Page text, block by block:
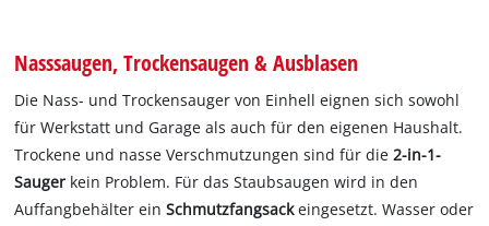
Nasssaugen, Trockensaugen & Ausblasen
Die Nass- und Trockensauger von Einhell eignen sich sowohl
für Werkstatt und Garage als auch für den eigenen Haushalt.
Trockene und nasse Verschmutzungen sind für die2-in-1-
Sauger kein Problem. Für das Staubsaugen wird in den
Auffangbehälter einSchmutzfangsackeingesetzt. Wasser oder